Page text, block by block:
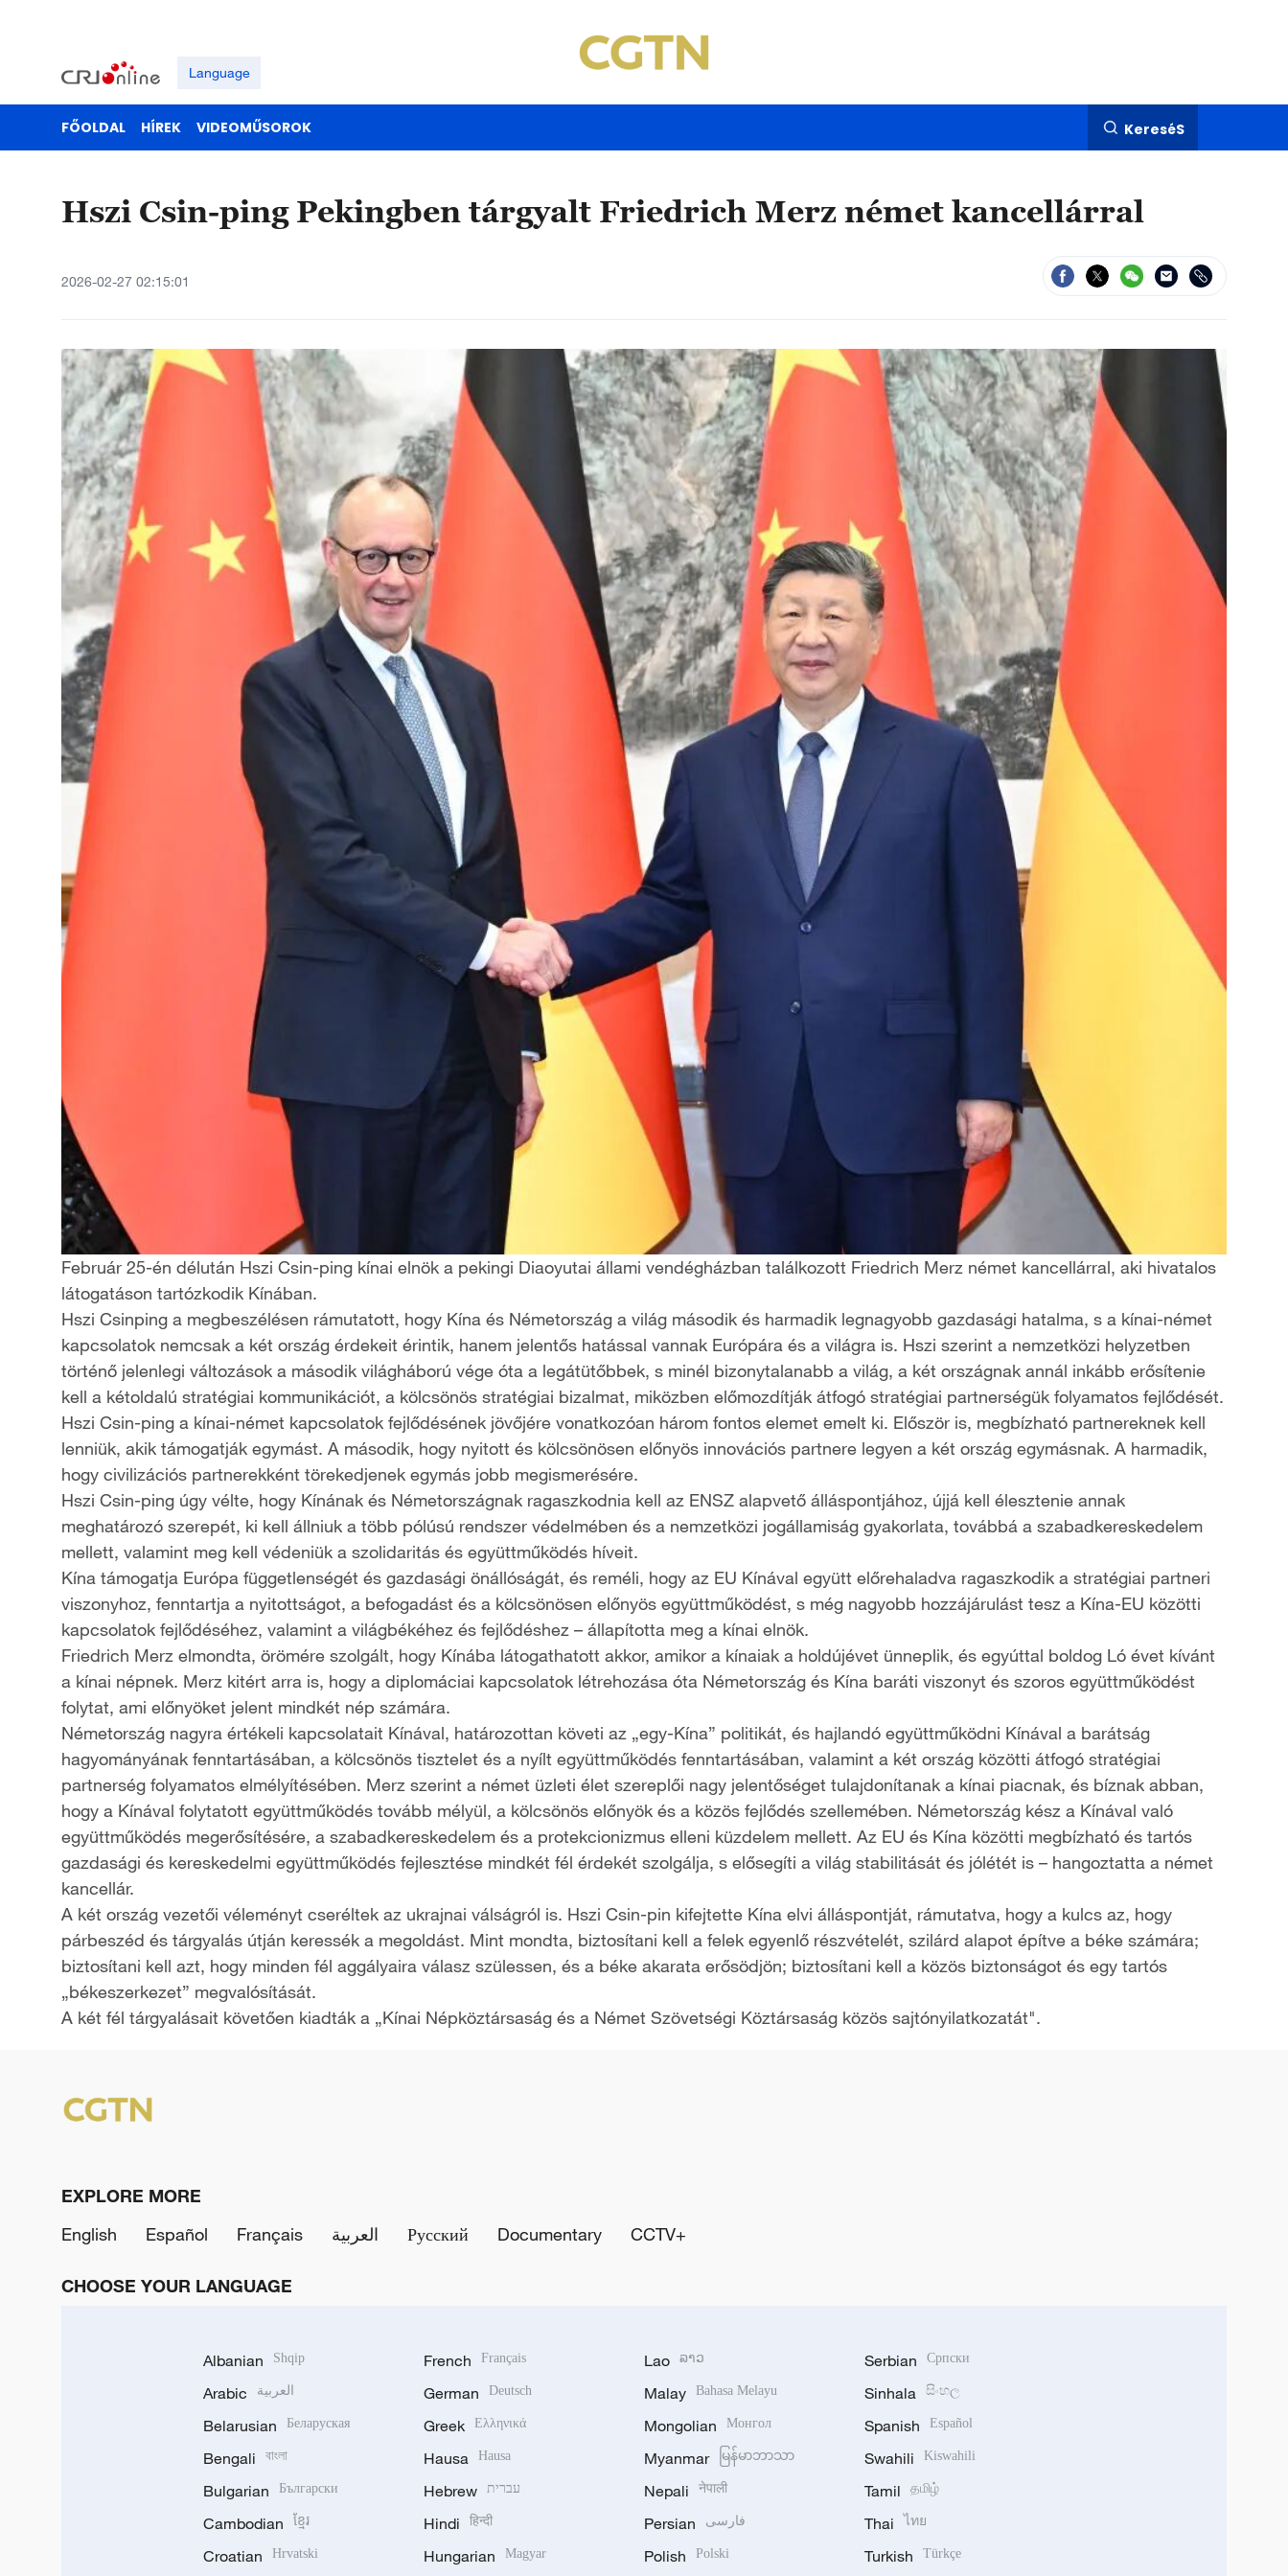
Language
FŐOLDAL HÍREK VIDEOMŰSOROK KereséS
Hszi Csin-ping Pekingben tárgyalt Friedrich Merz német kancellárral
2026-02-27 02:15:01
Február 25-én délután Hszi Csin-ping kínai elnök a pekingi Diaoyutai állami vendégházban találkozott Friedrich Merz német kancellárral, aki hivatalos
látogatáson tartózkodik Kínában.
Hszi Csinping a megbeszélésen rámutatott, hogy Kína és Németország a világ második és harmadik legnagyobb gazdasági hatalma, s a kínai-német
kapcsolatok nemcsak a két ország érdekeit érintik, hanem jelentős hatással vannak Európára és a világra is. Hszi szerint a nemzetközi helyzetben
történő jelenlegi változások a második világháború vége óta a legátütőbbek, s minél bizonytalanabb a világ, a két országnak annál inkább erősítenie
kell a kétoldalú stratégiai kommunikációt, a kölcsönös stratégiai bizalmat, miközben előmozdítják átfogó stratégiai partnerségük folyamatos fejlődését.
Hszi Csin-ping a kínai-német kapcsolatok fejlődésének jövőjére vonatkozóan három fontos elemet emelt ki. Először is, megbízható partnereknek kell
lenniük, akik támogatják egymást. A második, hogy nyitott és kölcsönösen előnyös innovációs partnere legyen a két ország egymásnak. A harmadik,
hogy civilizációs partnerekként törekedjenek egymás jobb megismerésére.
Hszi Csin-ping úgy vélte, hogy Kínának és Németországnak ragaszkodnia kell az ENSZ alapvető álláspontjához, újjá kell élesztenie annak
meghatározó szerepét, ki kell állniuk a több pólúsú rendszer védelmében és a nemzetközi jogállamiság gyakorlata, továbbá a szabadkereskedelem
mellett, valamint meg kell védeniük a szolidaritás és együttműködés híveit.
Kína támogatja Európa függetlenségét és gazdasági önállóságát, és reméli, hogy az EU Kínával együtt előrehaladva ragaszkodik a stratégiai partneri
viszonyhoz, fenntartja a nyitottságot, a befogadást és a kölcsönösen előnyös együttműködést, s még nagyobb hozzájárulást tesz a Kína-EU közötti
kapcsolatok fejlődéséhez, valamint a világbékéhez és fejlődéshez – állapította meg a kínai elnök.
Friedrich Merz elmondta, örömére szolgált, hogy Kínába látogathatott akkor, amikor a kínaiak a holdújévet ünneplik, és egyúttal boldog Ló évet kívánt
a kínai népnek. Merz kitért arra is, hogy a diplomáciai kapcsolatok létrehozása óta Németország és Kína baráti viszonyt és szoros együttműködést
folytat, ami előnyöket jelent mindkét nép számára.
Németország nagyra értékeli kapcsolatait Kínával, határozottan követi az „egy-Kína” politikát, és hajlandó együttműködni Kínával a barátság
hagyományának fenntartásában, a kölcsönös tisztelet és a nyílt együttműködés fenntartásában, valamint a két ország közötti átfogó stratégiai
partnerség folyamatos elmélyítésében. Merz szerint a német üzleti élet szereplői nagy jelentőséget tulajdonítanak a kínai piacnak, és bíznak abban,
hogy a Kínával folytatott együttműködés tovább mélyül, a kölcsönös előnyök és a közös fejlődés szellemében. Németország kész a Kínával való
együttműködés megerősítésére, a szabadkereskedelem és a protekcionizmus elleni küzdelem mellett. Az EU és Kína közötti megbízható és tartós
gazdasági és kereskedelmi együttműködés fejlesztése mindkét fél érdekét szolgálja, s elősegíti a világ stabilitását és jólétét is – hangoztatta a német
kancellár.
A két ország vezetői véleményt cseréltek az ukrajnai válságról is. Hszi Csin-pin kifejtette Kína elvi álláspontját, rámutatva, hogy a kulcs az, hogy
párbeszéd és tárgyalás útján keressék a megoldást. Mint mondta, biztosítani kell a felek egyenlő részvételét, szilárd alapot építve a béke számára;
biztosítani kell azt, hogy minden fél aggályaira válasz szülessen, és a béke akarata erősödjön; biztosítani kell a közös biztonságot és egy tartós
„békeszerkezet” megvalósítását.
A két fél tárgyalásait követően kiadták a „Kínai Népköztársaság és a Német Szövetségi Köztársaság közös sajtónyilatkozatát".
EXPLORE MORE
English
Español Français العربية Русский Documentary CCTV+
CHOOSE YOUR LANGUAGE
Albanian Shqip
Arabic العربية
Belarusian Беларуская
Bengali বাংলা
Bulgarian Български
Cambodian ខ្មែរ
Croatian Hrvatski
French Français
German Deutsch
Greek Ελληνικά
Hausa Hausa
Hebrew עברית
Hindi हिन्दी
Hungarian Magyar
Lao ລາວ
Malay Bahasa Melayu
Mongolian Монгол
Myanmar မြန်မာဘာသာ
Nepali नेपाली
Persian فارسی
Polish Polski
Serbian Српски
Sinhala සිංහල
Spanish Español
Swahili Kiswahili
Tamil தமிழ்
Thai ไทย
Turkish Türkçe